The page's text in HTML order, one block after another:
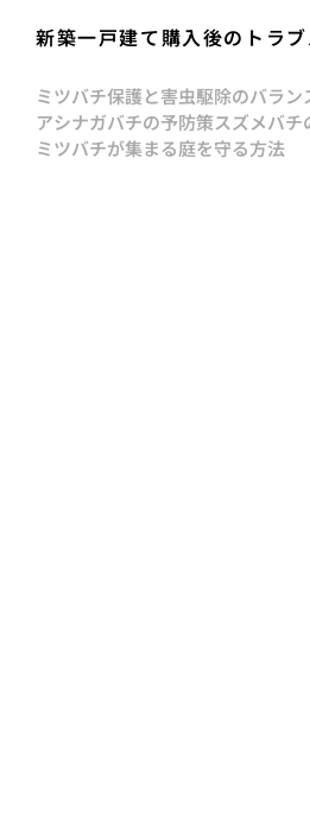
新築一戸建て購入後のトラ
ミツバチ保護と害虫駆除のバラン
アシナガバチの予防策スズメバ
ミツバチが集まる庭を守る方法